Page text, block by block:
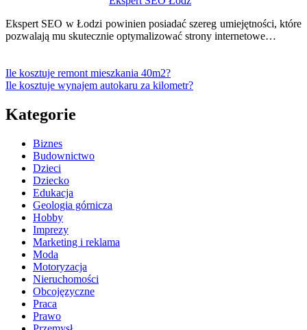
Ekspert SEO w Łodzi powinien posiadać szereg umiejętności, które
pozwalają mu skutecznie optymalizować strony internetowe…
Ile kosztuje remont mieszkania 40m2?
Ile kosztuje wynajem autokaru za kilometr?
Kategorie
Biznes
Budownictwo
Dzieci
Dziecko
Edukacja
Geologia górnicza
Hobby
Imprezy
Marketing i reklama
Moda
Motoryzacja
Nieruchomości
Obcojęzyczne
Praca
Prawo